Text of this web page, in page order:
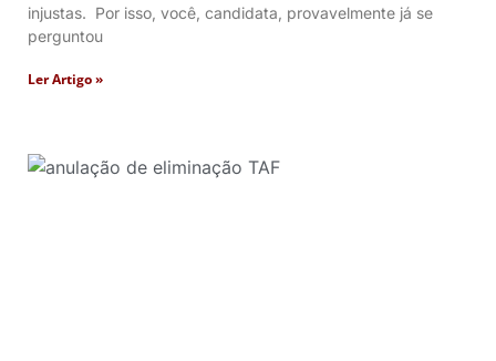
injustas. Por isso, você, candidata, provavelmente já se
perguntou
Ler Artigo »